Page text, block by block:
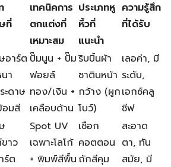
ที่
เทคนิคการ
ตกแต่งที่
เหมาะสม
ประเภทหู
หิ้วที่
แนะนำ
ความรู้สึก
ที่ได้รับ
อาร์ต
า
ะดาษ
มสี
ปั๊มนูน + ปั๊ม
ฟอยล์
ทอง/เงิน +
เคลือบด้าน
ริบบิ้นผ้า
ซาตินหน้า
กว้าง (ผูก
โบว์)
เลอค่า, มี
ระดับ,
เอกซ์คลู
ซีฟ
าว
ร์ต
Spot UV
เฉพาะโลโก้
+ พิมพ์สีพื้น
เชือก
คอตตอน
ถักสีคุม
สะอาด
ตา, ทัน
สมัย, มี